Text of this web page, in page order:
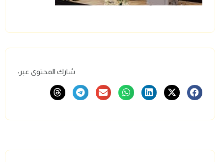
شارك المحتوى عبر: